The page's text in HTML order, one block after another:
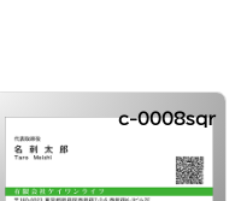
c-0008sqr